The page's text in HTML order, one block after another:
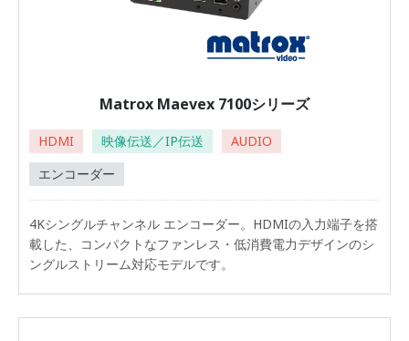
Matrox Maevex 7100シリーズ
HDMI 映像伝送／IP伝送
AUDIO
エンコーダー
4Kシングルチャンネル エンコーダー。HDMIの入力端子を搭
載した、コンパクトなファンレス・低消費電力デザインのシ
ングルストリーム対応モデルです。